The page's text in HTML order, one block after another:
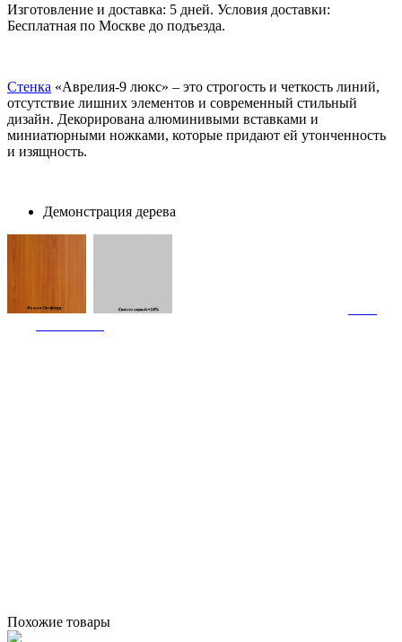
Изготовление и доставка: 5 дней. Условия доставки:
Бесплатная по Москве до подъезда.
Стенка «Аврелия-9 люкс» – это строгость и четкость линий,
отсутствие лишних элементов и современный стильный
дизайн. Декорирована алюминивыми вставками и
миниатюрными ножками, которые придают ей утонченность
и изящность.
Демонстрация дерева
Похожие товары